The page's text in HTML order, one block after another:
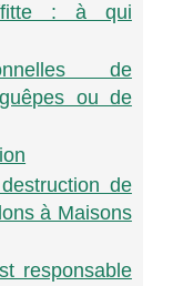
: à qui
de
ou de
de
à Maisons
responsable